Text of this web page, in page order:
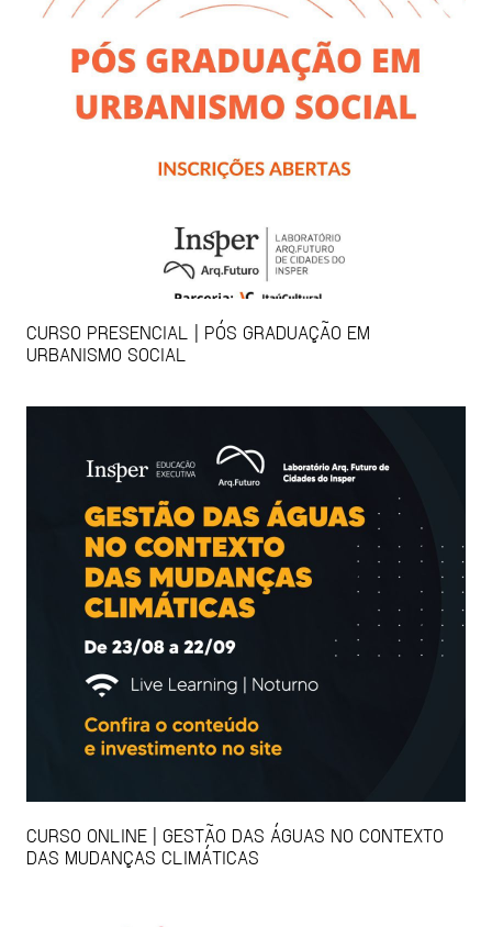
CURSO PRESENCIAL | PÓS GRADUAÇÃO EM
URBANISMO SOCIAL
CURSO ONLINE | GESTÃO DAS ÁGUAS NO CONTEXTO
DAS MUDANÇAS CLIMÁTICAS